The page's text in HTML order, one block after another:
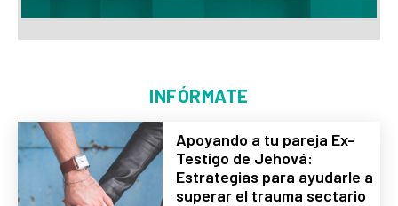
INFÓRMATE
Apoyando a tu pareja Ex-
Testigo de Jehová:
Estrategias para ayudarle a
superar el trauma sectario